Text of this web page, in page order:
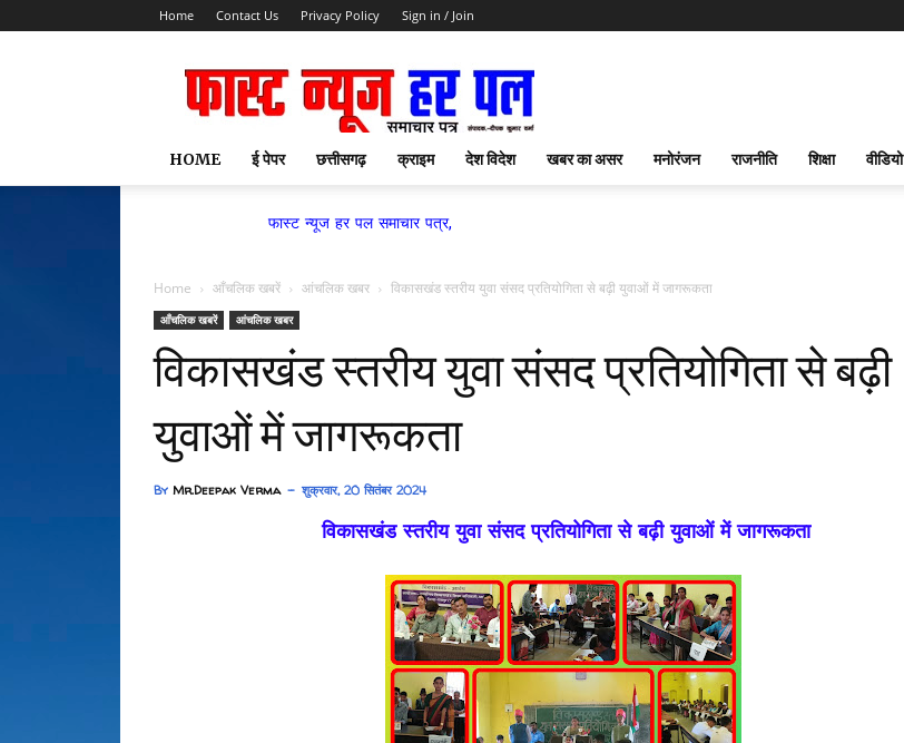
Home Contact Us Privacy Policy Sign in / Join
HOME ई पेपर छत्तीसगढ़ क्राइम देश विदेश खबर का असर मनोरंजन राजनीति शिक्षा वीडियो
फास्ट न्यूज हर पल समाचार पत्र,
Home आँचलिक खबरें आंचलिक खबर विकासखंड स्तरीय युवा संसद प्रतियोगिता से बढ़ी युवाओं में जागरूकता
आँचलिक खबरें आंचलिक खबर
विकासखंड स्तरीय युवा संसद प्रतियोगिता से बढ़ी
युवाओं में जागरूकता
By Mr.Deepak Verma शुक्रवार, 20 सितंबर 2024
विकासखंड स्तरीय युवा संसद प्रतियोगिता से बढ़ी युवाओं में जागरूकता